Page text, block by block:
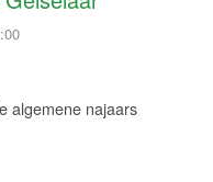
algemene najaars